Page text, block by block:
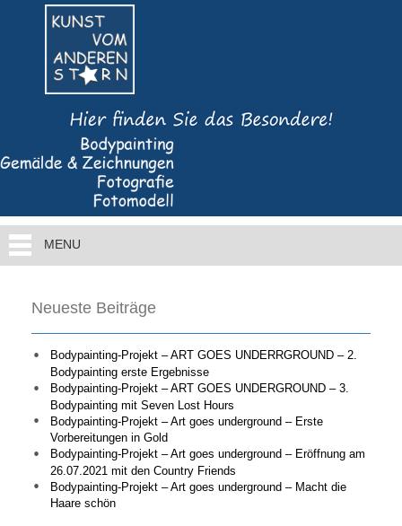
MENU
Neueste Beiträge
Bodypainting-Projekt – ART GOES UNDERRGROUND – 2.
Bodypainting erste Ergebnisse
Bodypainting-Projekt – ART GOES UNDERGROUND – 3.
Bodypainting mit Seven Lost Hours
Bodypainting-Projekt – Art goes underground – Erste
Vorbereitungen in Gold
Bodypainting-Projekt – Art goes underground – Eröffnung am
26.07.2021 mit den Country Friends
Bodypainting-Projekt – Art goes underground – Macht die
Haare schön